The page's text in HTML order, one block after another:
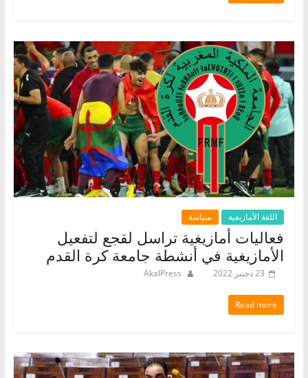
اللغة الأمازيغية سياسة
فعاليات أمازيغية تراسل لقجع لتفعيل
الأمازيغية في أنشطة جامعة كرة القدم
23 دجنبر 2022 AkalPress
Read more